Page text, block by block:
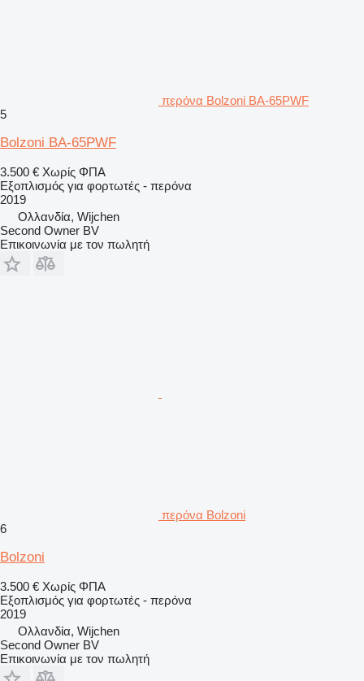
περόνα Bolzoni BA-65PWF
5
Bolzoni BA-65PWF
3.500 € Χωρίς ΦΠΑ
Εξοπλισμός για φορτωτές - περόνα
2019
Ολλανδία, Wijchen
Second Owner BV
Επικοινωνία με τον πωλητή
περόνα Bolzoni
6
Bolzoni
3.500 € Χωρίς ΦΠΑ
Εξοπλισμός για φορτωτές - περόνα
2019
Ολλανδία, Wijchen
Second Owner BV
Επικοινωνία με τον πωλητή